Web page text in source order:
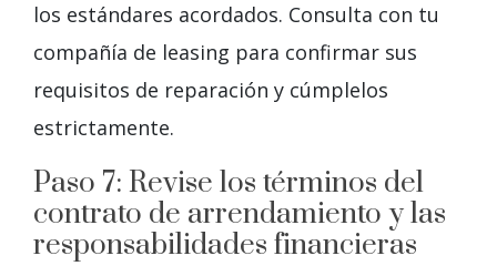
los estándares acordados. Consulta con tu
compañía de leasing para confirmar sus
requisitos de reparación y cúmplelos
estrictamente.
Paso 7: Revise los términos del
contrato de arrendamiento y las
responsabilidades financieras